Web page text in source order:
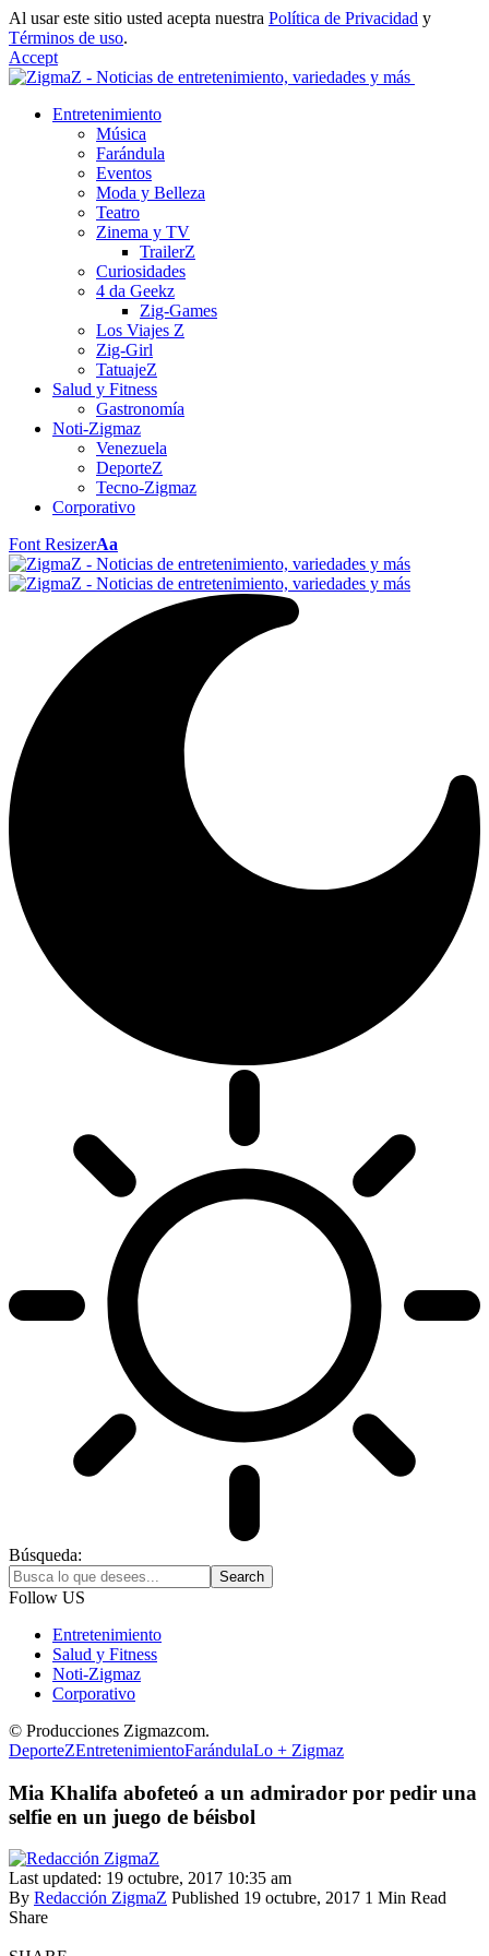
Al usar este sitio usted acepta nuestra Política de Privacidad y
Términos de uso.
Accept
Entretenimiento
Música
Farándula
Eventos
Moda y Belleza
Teatro
Zinema y TV
TrailerZ
Curiosidades
4 da Geekz
Zig-Games
Los Viajes Z
Zig-Girl
TatuajeZ
Salud y Fitness
Gastronomía
Noti-Zigmaz
Venezuela
DeporteZ
Tecno-Zigmaz
Corporativo
Font ResizerAa
Búsqueda:
Follow US
Entretenimiento
Salud y Fitness
Noti-Zigmaz
Corporativo
© Producciones Zigmazcom.
DeporteZEntretenimientoFarándulaLo + Zigmaz
Mia Khalifa abofeteó a un admirador por pedir una
selfie en un juego de béisbol
Last updated: 19 octubre, 2017 10:35 am
By Redacción ZigmaZ Published 19 octubre, 2017 1 Min Read
Share